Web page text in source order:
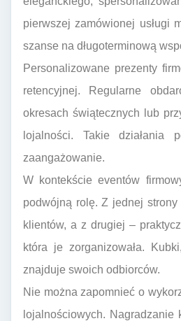
pierwszej zamówionej usługi
szanse na długoterminową
Personalizowane prezenty
retencyjnej. Regularne
okresach świątecznych lub
lojalności. Takie
zaangażowanie.
W kontekście eventów
podwójną rolę. Z jednej
klientów, a z drugiej –
która je zorganizowała.
znajduje swoich odbiorców.
Nie można zapomnieć o
lojalnościowych.